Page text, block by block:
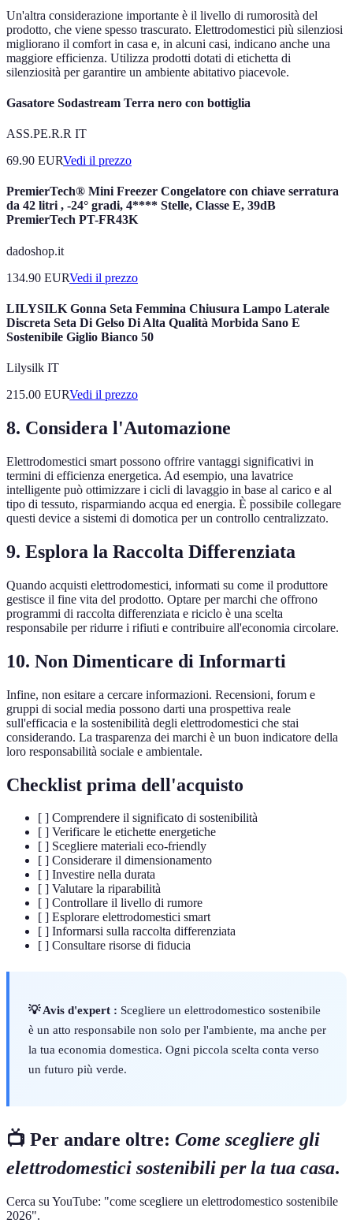
Un'altra considerazione importante è il livello di rumorosità del
prodotto, che viene spesso trascurato. Elettrodomestici più silenziosi
migliorano il comfort in casa e, in alcuni casi, indicano anche una
maggiore efficienza. Utilizza prodotti dotati di etichetta di
silenziosità per garantire un ambiente abitativo piacevole.
Gasatore Sodastream Terra nero con bottiglia
ASS.PE.R.R IT
69.90 EURVedi il prezzo
PremierTech® Mini Freezer Congelatore con chiave serratura
da 42 litri , -24° gradi, 4**** Stelle, Classe E, 39dB
PremierTech PT-FR43K
dadoshop.it
134.90 EURVedi il prezzo
LILYSILK Gonna Seta Femmina Chiusura Lampo Laterale
Discreta Seta Di Gelso Di Alta Qualità Morbida Sano E
Sostenibile Giglio Bianco 50
Lilysilk IT
215.00 EURVedi il prezzo
8. Considera l'Automazione
Elettrodomestici smart possono offrire vantaggi significativi in
termini di efficienza energetica. Ad esempio, una lavatrice
intelligente può ottimizzare i cicli di lavaggio in base al carico e al
tipo di tessuto, risparmiando acqua ed energia. È possibile collegare
questi device a sistemi di domotica per un controllo centralizzato.
9. Esplora la Raccolta Differenziata
Quando acquisti elettrodomestici, informati su come il produttore
gestisce il fine vita del prodotto. Optare per marchi che offrono
programmi di raccolta differenziata e riciclo è una scelta
responsabile per ridurre i rifiuti e contribuire all'economia circolare.
10. Non Dimenticare di Informarti
Infine, non esitare a cercare informazioni. Recensioni, forum e
gruppi di social media possono darti una prospettiva reale
sull'efficacia e la sostenibilità degli elettrodomestici che stai
considerando. La trasparenza dei marchi è un buon indicatore della
loro responsabilità sociale e ambientale.
Checklist prima dell'acquisto
[ ] Comprendere il significato di sostenibilità
[ ] Verificare le etichette energetiche
[ ] Scegliere materiali eco-friendly
[ ] Considerare il dimensionamento
[ ] Investire nella durata
[ ] Valutare la riparabilità
[ ] Controllare il livello di rumore
[ ] Esplorare elettrodomestici smart
[ ] Informarsi sulla raccolta differenziata
[ ] Consultare risorse di fiducia
💡 Avis d'expert : Scegliere un elettrodomestico sostenibile
è un atto responsabile non solo per l'ambiente, ma anche per
la tua economia domestica. Ogni piccola scelta conta verso
un futuro più verde.
📺 Per andare oltre: Come scegliere gli
elettrodomestici sostenibili per la tua casa.
Cerca su YouTube: "come scegliere un elettrodomestico sostenibile
2026".